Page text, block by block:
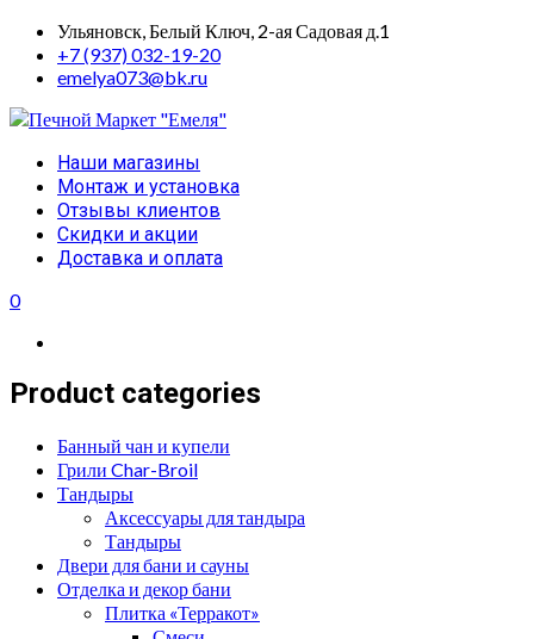
Skip
content
Ульяновск, Белый Ключ, 2-ая Садовая д.1
+7 (937) 032-19-20
emelya073@bk.ru
Primary
Menu
Наши магазины
Монтаж и установка
Отзывы клиентов
Скидки и акции
Доставка и оплата
0
Product categories
Банный чан и купели
Грили Char-Broil
Тандыры
Аксессуары для тандыра
Тандыры
Двери для бани и сауны
Отделка и декор бани
Плитка «Терракот»